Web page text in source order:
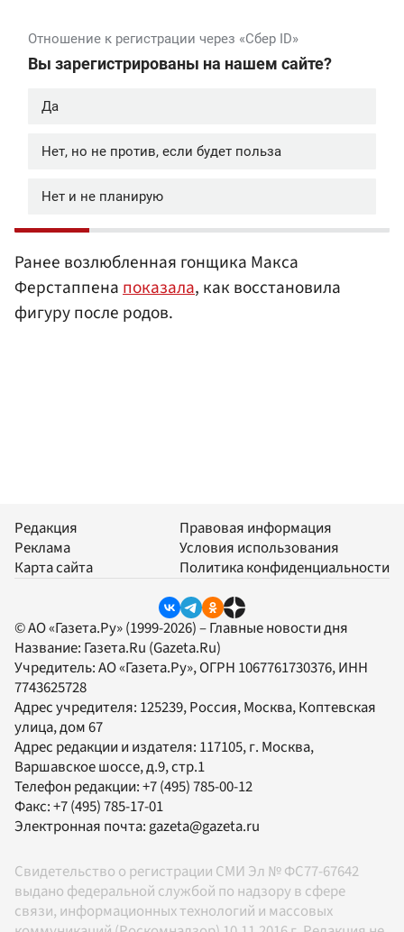
Ранее возлюбленная гонщика Макса
Ферстаппенапоказала, как восстановила
фигуру после родов.
Редакция
Реклама
Карта сайта
Правовая информация
Условия использования
Политика конфиденциальности
© АО «Газета.Ру» (1999-2026) – Главные новости дня
Название: Газета.Ru (Gazeta.Ru)
Учредитель:АО «Газета.Ру», ОГРН 1067761730376, ИНН
7743625728
Адрес учредителя: 125239, Россия, Москва, Коптевская
улица, дом 67
Адрес редакции и издателя: 117105, г. Москва,
Варшавское шоссе, д.9, стр.1
Телефон редакции:+7 (495) 785-00-12
Факс:+7 (495) 785-17-01
Электронная почта: gazeta@gazeta.ru
Свидетельство о регистрации СМИ Эл № ФС77-67642
выдано федеральной службой по надзору в сфере
связи, информационных технологий и массовых